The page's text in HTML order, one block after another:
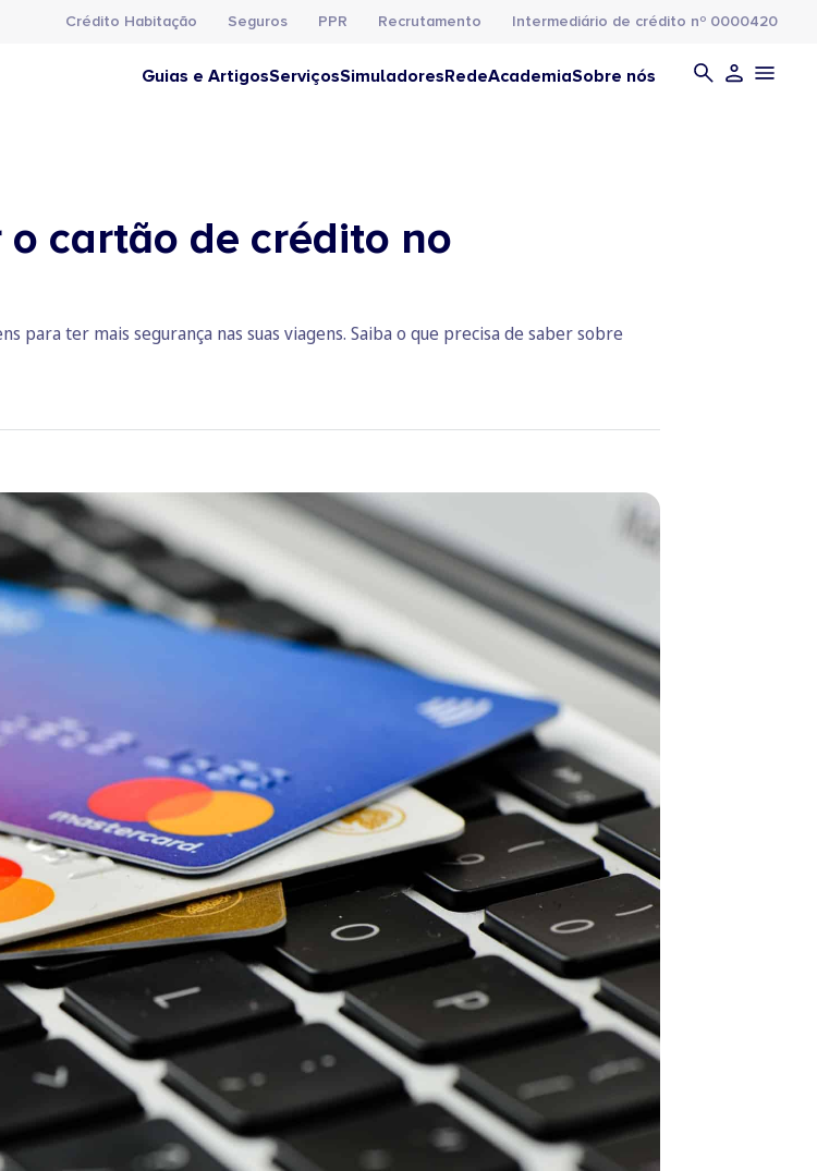
Crédito Habitação Seguros PPR Recrutamento Intermediário de crédito nº 0000420
Guias e ArtigosServiçosSimuladoresRedeAcademiaSobre nós
cartão de crédito no
ter mais segurança nas suas viagens. Saiba o que precisa de saber sobre